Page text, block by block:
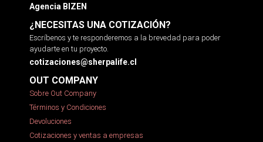
Agencia BIZEN
¿NECESITAS UNA COTIZACIÓN?
Escríbenos y te responderemos a la brevedad para poder
ayudarte en tu proyecto.
cotizaciones@sherpalife.cl
OUT COMPANY
Sobre Out Company
Términos y Condiciones
Devoluciones
Cotizaciones y ventas a empresas